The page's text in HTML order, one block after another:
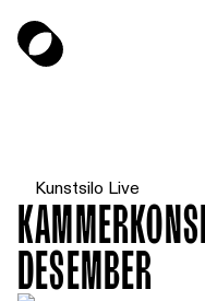
Kunstsilo Live
desember